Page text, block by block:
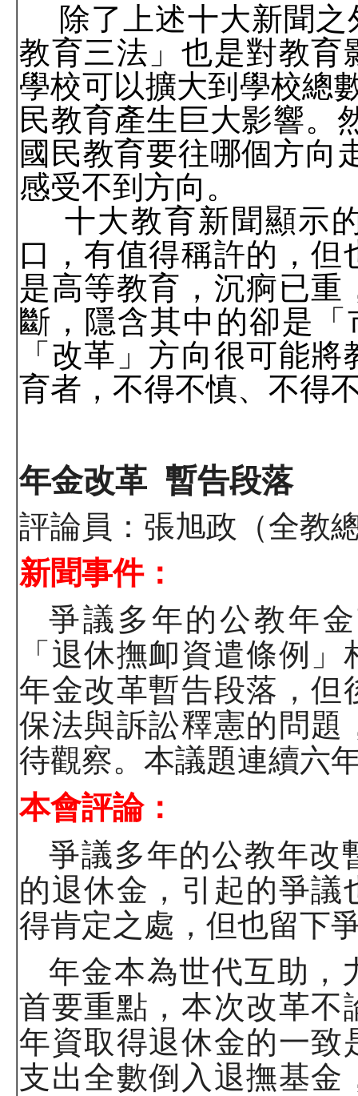
除了上述十大新聞
教育三法」也是對教育
學校可以擴大到學校總
民教育產生巨大影響。
國民教育要往哪個方向
感受不到方向。
十大教育新聞顯示
口，有值得稱許的，
是高等教育，沉痾已
斷，隱含其中的卻是「
「改革」方向很可能
育者，不得不慎、不得
年金改革 暫告段落
評論員：張旭政（全教
新聞事件：
爭議多年的公教年
「退休撫卹資遣條例
年金改革暫告段落，但
保法與訴訟釋憲的問題
待觀察。本議題連續六
本會評論：
爭議多年的公教年改
的退休金，引起的爭
得肯定之處，但也留下
年金本為世代互助，
首要重點，本次改革不
年資取得退休金的一致
支出全數倒入退撫基金